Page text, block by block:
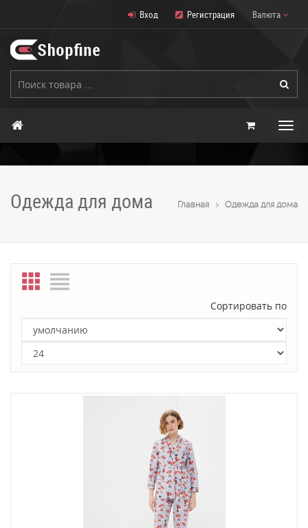
Валюта
Вход Регистрация
Одежда для дома Главная Одежда для дома
Сортировать по